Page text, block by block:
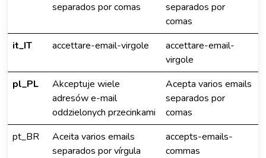
separados por comas
separados por
comas
it_IT
accettare-email-virgole
accettare-email-
virgole
pl_PL
Akceptuje wiele
adresów e-mail
oddzielonych przecinkami
Acepta varios emails
separados por
comas
pt_BR
Aceita varios emails
separados por vírgula
accepts-emails-
commas